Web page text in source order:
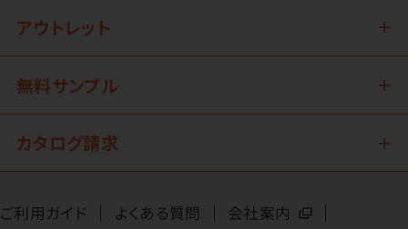
アウトレット
無料サンプル
カタログ請求
ご利用ガイド よくある質問
会社案内